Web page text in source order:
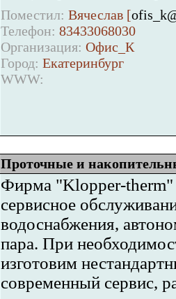
Поместил: Вячеслав [
Телефон: 83433068030
Организация: Офис_К
Город: Екатеринбург
WWW:
Проточные и
Фирма "Klopper-therm"
сервисное
водоснабжения,
пара. При
изготовим
современный сервис,